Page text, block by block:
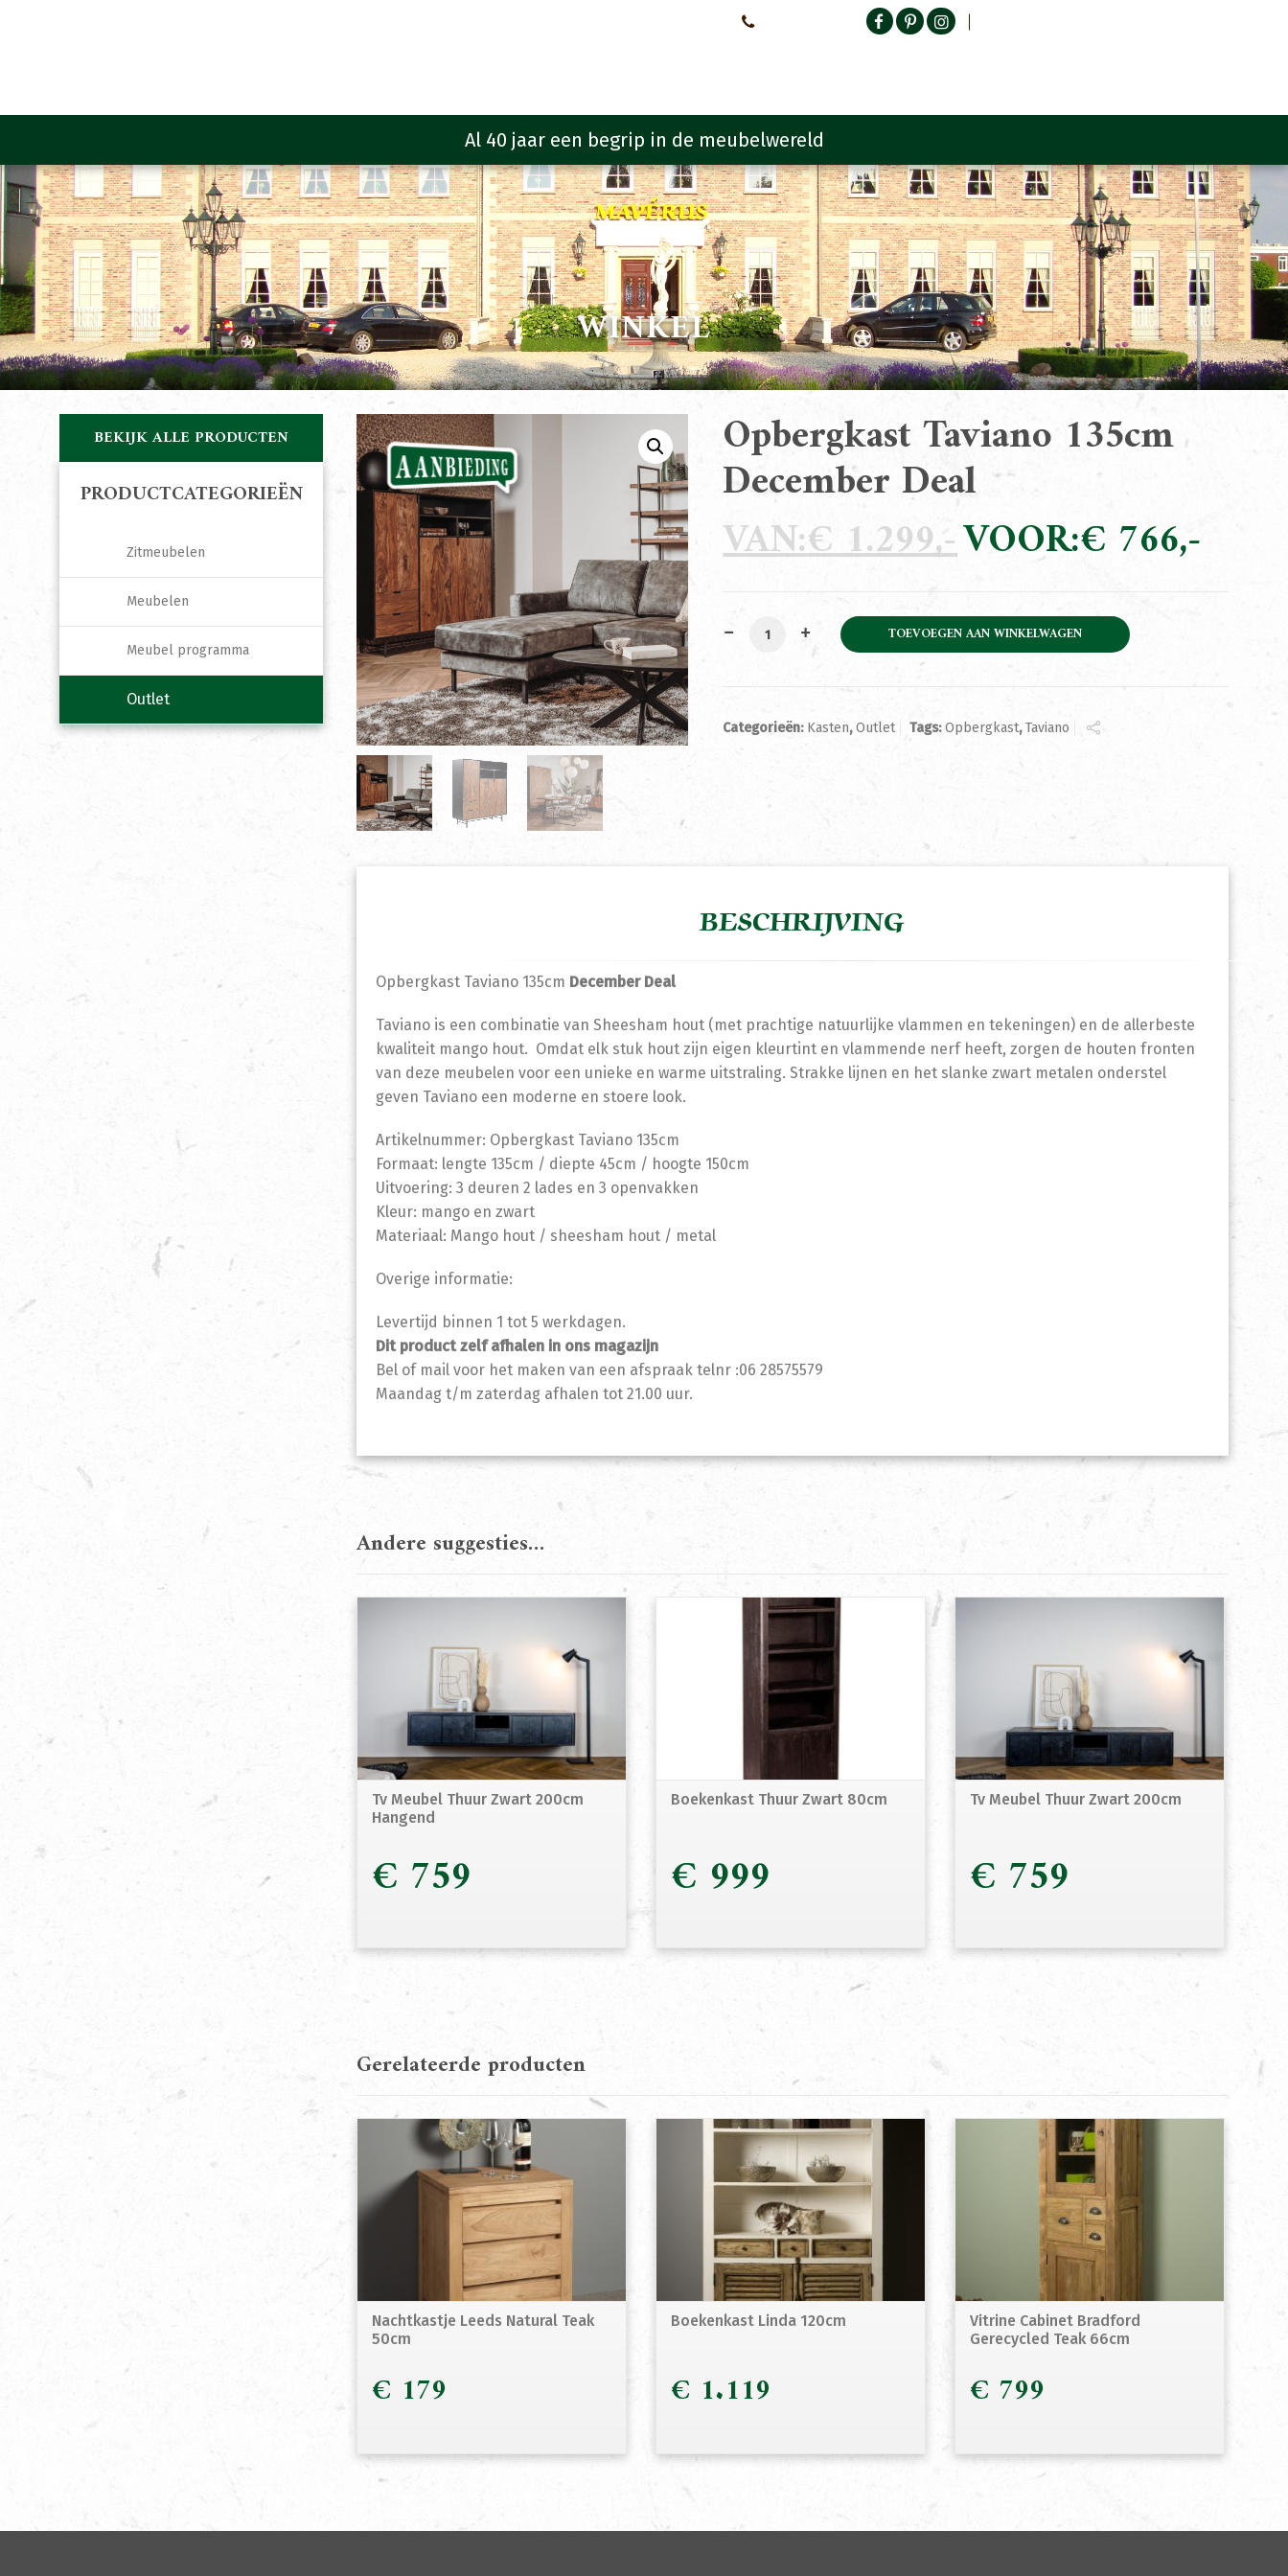
WINKEL
Opbergkast Taviano 135cm
December Deal
€1.299
Oorspronkelijke
prijs
€ 1.299.
€ 766
Opbergkast Taviano 135cm December Deal aantal
TOEVOEGEN AAN WINKELWAGEN
Categorieën: Kasten,Outlet Tags:Opbergkast,Taviano
BESCHRIJVING
Opbergkast Taviano 135cm December Deal
Taviano is een combinatie van Sheesham hout (met prachtige natuurlijke vlammen en tekeningen) en de allerbeste
kwaliteit mango hout. Omdat elk stuk hout zijn eigen kleurtint en vlammende nerf heeft, zorgen de houten fronten
van deze meubelen voor een unieke en warme uitstraling. Strakke lijnen en het slanke zwart metalen onderstel
geven Taviano een moderne en stoere look.
Artikelnummer: Opbergkast Taviano 135cm
Formaat: lengte 135cm / diepte 45cm / hoogte 150cm
Uitvoering: 3 deuren 2 lades en 3 openvakken
Kleur: mango en zwart
Materiaal: Mango hout / sheesham hout / metal
Overige informatie:
Levertijd binnen 1 tot 5 werkdagen.
Dit product zelf afhalen in ons magazijn
Bel of mail voor het maken van een afspraak telnr :06 28575579
Maandag t/m zaterdag afhalen tot 21.00 uur.
Andere suggesties…
Tv Meubel Thuur Zwart 200cm
Hangend
€ 759
Boekenkast Thuur Zwart 80cm
€ 999
Tv Meubel Thuur Zwart 200cm
€ 759
Gerelateerde producten
Nachtkastje Leeds Natural Teak
50cm
€ 179
Boekenkast Linda 120cm
€ 1.119
Vitrine Cabinet Bradford
Gerecycled Teak 66cm
€ 799
BEKIJK ALLE PRODUCTEN
PRODUCTCATEGORIEËN
Zitmeubelen
Meubelen
Meubel programma
Outlet